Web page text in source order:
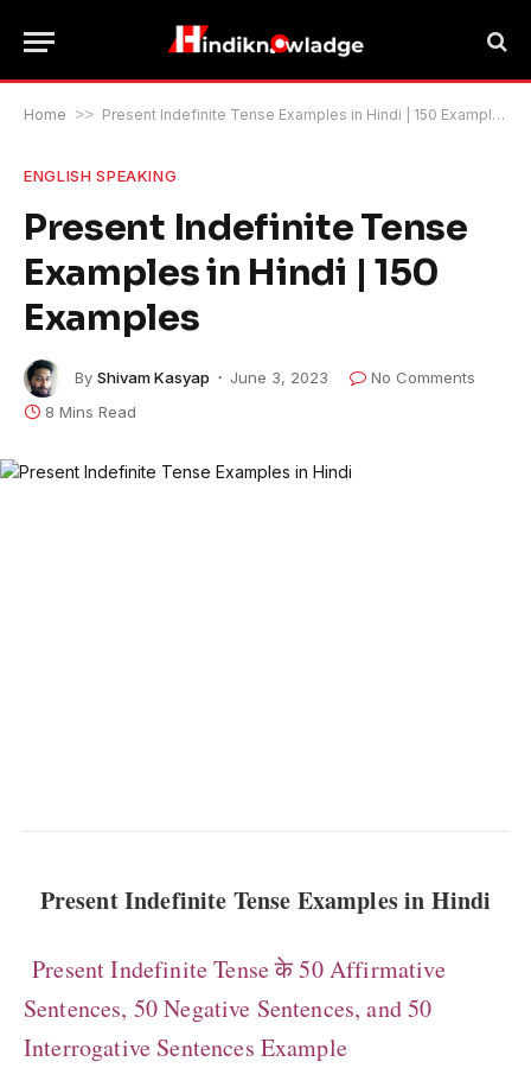
Home >> Present Indefinite Tense Examples in Hindi | 150 Examples
ENGLISH SPEAKING
Present Indefinite Tense
Examples in Hindi | 150
Examples
By Shivam Kasyap June 3, 2023
No Comments
8 Mins Read
Present Indefinite Tense Examples in Hindi
Present Indefinite Tense के 50 Affirmative
Sentences, 50 Negative Sentences, and 50
Interrogative Sentences Example